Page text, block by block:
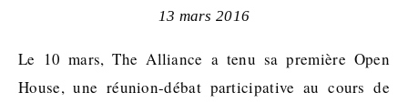
13 mars 2016
Le 10 mars, The Alliance a tenu sa première Open
House, une réunion-débat participative au cours de